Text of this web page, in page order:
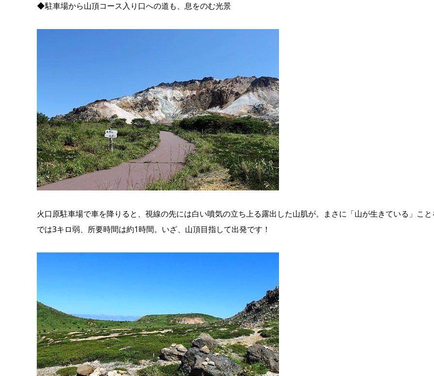
◆駐車場から山頂コース入り口への道も、息をのむ光景
火口原駐車場で車を降りると、視線の先には白い噴気の立ち上る露出した山肌が。まさに「山が生きている」こ
では3キロ弱、所要時間は約1時間。いざ、山頂目指して出発です！